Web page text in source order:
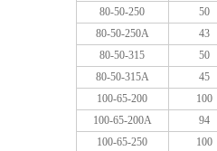
80-50-250
50
80-50-250A
43
80-50-315
50
80-50-315A
45
100-65-200
100
100-65-200A
94
100-65-250
100